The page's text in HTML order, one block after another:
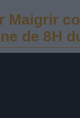
Maigrir
de 8H